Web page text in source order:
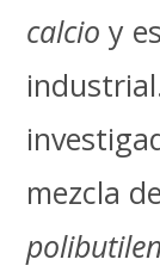
calcio y
mezcla